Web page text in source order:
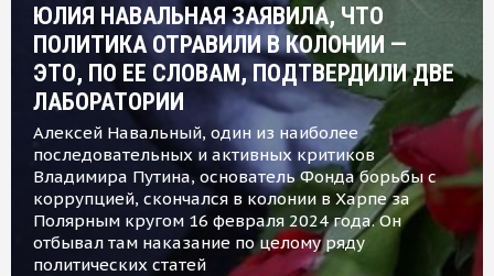
ЮЛИЯ НАВАЛЬНАЯ ЗАЯВИЛА, ЧТО
ПОЛИТИКА ОТРАВИЛИ В КОЛОНИИ —
ЭТО, ПО ЕЕ СЛОВАМ, ПОДТВЕРДИЛИ ДВЕ
ЛАБОРАТОРИИ
Алексей Навальный, один из наиболее
последовательных и активных критиков
Владимира Путина, основатель Фонда борьбы с
коррупцией, скончался в колонии в Харпе за
Полярным кругом 16 февраля 2024 года. Он
отбывал там наказание по целому ряду
политических статей